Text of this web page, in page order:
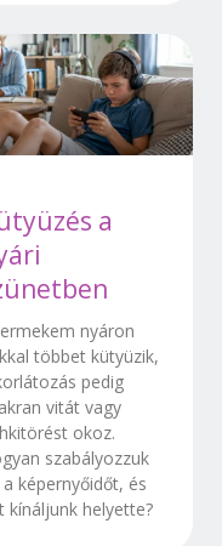
a
nyáron
többet kütyüzik,
pedig
vitát vagy
okoz.
szabályozzuk
képernyőidőt, és
kínáljunk helyette?